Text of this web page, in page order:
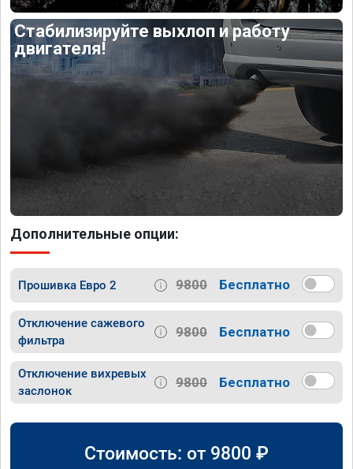
Стабилизируйте выхлоп и работу
двигателя!
Дополнительные опции:
Прошивка Евро 2 9800 Бесплатно
Отключение сажевого
фильтра
9800 Бесплатно
Отключение вихревых
заслонок
9800 Бесплатно
Стоимость: от 9800 ₽